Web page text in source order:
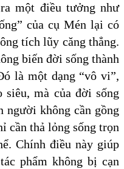
một điều tưởng như
của cụ Mén lại có
tích lũy căng thẳng.
biến đời sống thành
là một dạng “vô vi”,
siêu, mà của đời sống
người không cần gồng
cần thả lỏng sống trọn
Chính điều này giúp
phẩm không bị cạn